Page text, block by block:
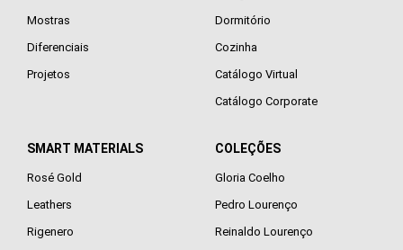
Mostras
Diferenciais
Projetos
Dormitório
Cozinha
Catálogo Virtual
Catálogo Corporate
SMART MATERIALS
Rosé Gold
Leathers
Rigenero
COLEÇÕES
Gloria Coelho
Pedro Lourenço
Reinaldo Lourenço